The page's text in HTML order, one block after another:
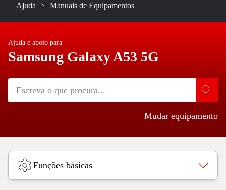
Ajuda Manuais de Equipamentos
Ajuda e apoio para
Samsung Galaxy A53 5G
Mudar equipamento
Funções básicas